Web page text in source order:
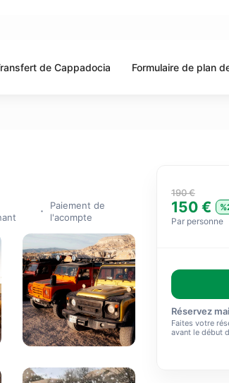
de Cappadocia Formulaire de plan
Paiement de
l'acompte
190 €
150 €
Par personne
Réservez
Faites votre
avant le début